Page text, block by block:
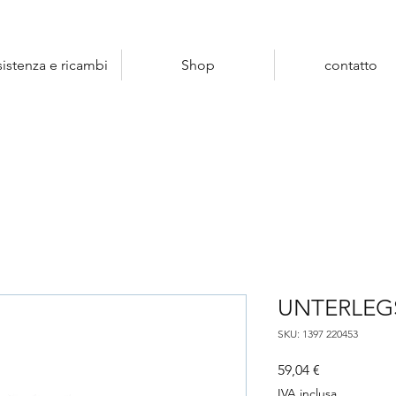
e ricambi Shop contatto
SKU: 1397 220453
59,04 €